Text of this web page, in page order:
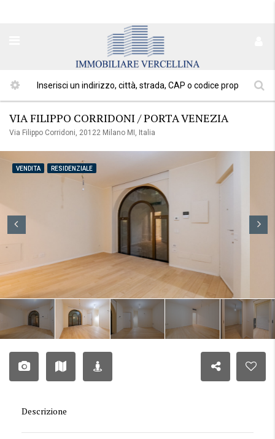
VIA FILIPPO CORRIDONI / PORTA VENEZIA
Via Filippo Corridoni, 20122 Milano MI, Italia
VENDITA RESIDENZIALE
Descrizione